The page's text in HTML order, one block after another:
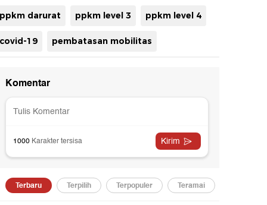
ppkm darurat ppkm level 3 ppkm level 4
covid-19 pembatasan mobilitas